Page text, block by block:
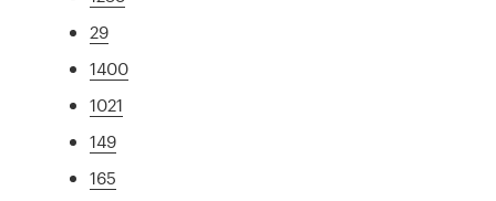
29
1400
1021
149
165